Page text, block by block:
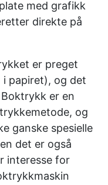
med grafikk
direkte på
er preget
i papiret), og det
Boktrykk er en
og
ganske spesielle
det er også
interesse for